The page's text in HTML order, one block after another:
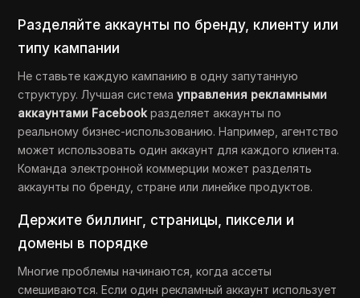
Разделяйте аккаунты по бренду, клиенту или
типу кампании
Не ставьте каждую кампанию в одну запутанную
структуру. Лучшая системауправления рекламными
аккаунтами Facebook разделяет аккаунты по
реальному бизнес-использованию. Например, агентство
может использовать один аккаунт для каждого клиента.
Команда электронной коммерции может разделять
аккаунты по бренду, стране или линейке продуктов.
Держите биллинг, страницы, пиксели и
домены в порядке
Многие проблемы начинаются, когда ассеты
смешиваются. Если один рекламный аккаунт использует